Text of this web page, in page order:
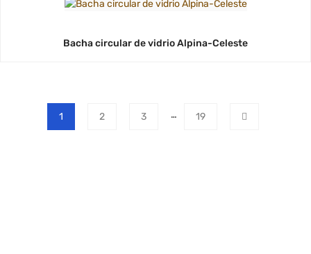
Bacha circular de vidrio Alpina-Celeste
1 2 3 … 19